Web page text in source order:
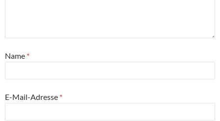
Name *
E-Mail-Adresse *